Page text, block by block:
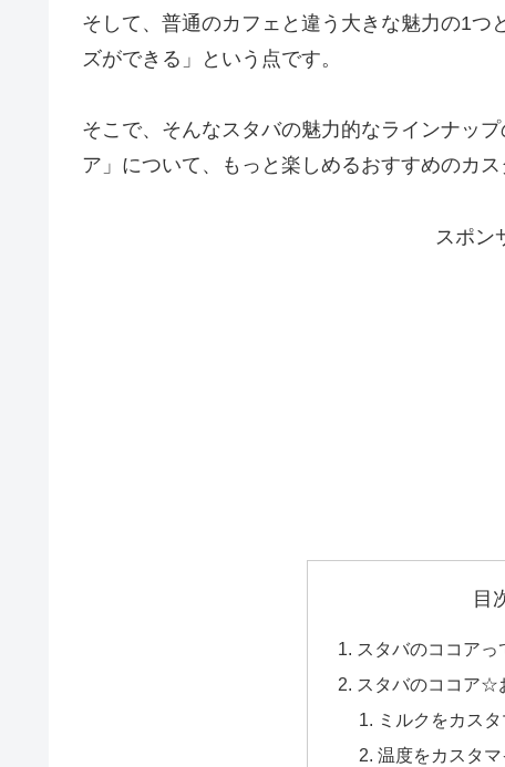
そして、普通のカフェと違う大きな魅力の1つ
ズができる」という点です。
そこで、そんなスタバの魅力的なラインナッ
ア」について、もっと楽しめるおすすめのカス
スポン
目
スタバのココアっ
スタバのココア☆
ミルクをカス
温度をカスタ